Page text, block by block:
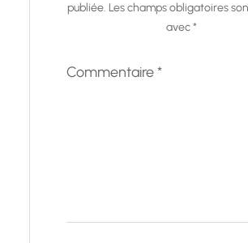
publiée. Les champs obligatoires
avec*
Commentaire*